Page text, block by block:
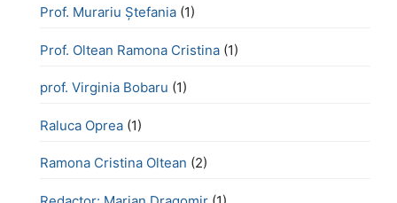
Prof. Murariu Ștefania (1)
Prof. Oltean Ramona Cristina (1)
prof. Virginia Bobaru (1)
Raluca Oprea (1)
Ramona Cristina Oltean (2)